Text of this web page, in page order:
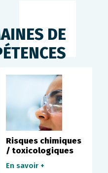
DE
Risques chimiques
/ toxicologiques
En savoir +